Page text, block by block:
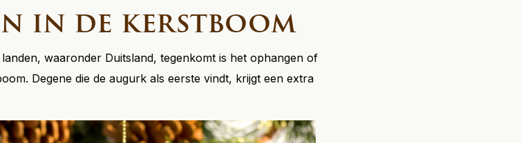
in de kerstboom
waaronder Duitsland, tegenkomt is het ophangen of
Degene die de augurk als eerste vindt, krijgt een extra